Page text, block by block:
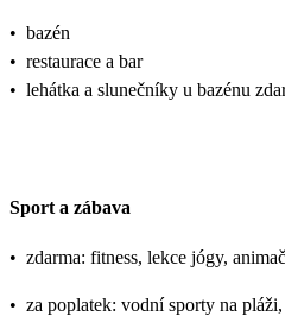
• bazén
• restaurace a bar
• lehátka a slunečníky u bazénu
Sport a zábava
• zdarma: fitness, lekce jógy,
• za poplatek: vodní sporty na